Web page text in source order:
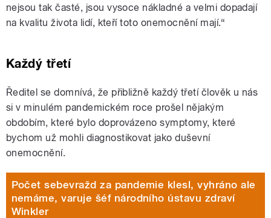
nejsou tak časté, jsou vysoce nákladné a velmi dopadají
na kvalitu života lidí, kteří toto onemocnění mají.“
Každý třetí
Ředitel se domnívá, že přibližně každý třetí člověk u nás
si v minulém pandemickém roce prošel nějakým
obdobím, které bylo doprovázeno symptomy, které
bychom už mohli diagnostikovat jako duševní
onemocnění.
Počet sebevražd za pandemie klesl, vyhráno ale
nemáme, varuje šéf národního ústavu zdraví
Winkler